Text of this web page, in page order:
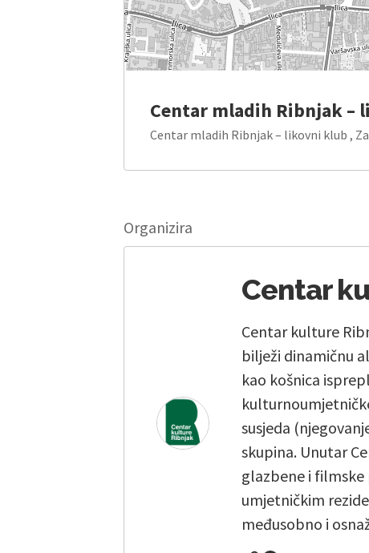
Centar mladih Ribnjak –
Centar mladih Ribnjak – likovni klub ,
Organizira
Centar
Centar kulture
bilježi dinamičnu
kao košnica
susjeda
skupina. Unutar
glazbene i filmske
umjetničkim
međusobno i